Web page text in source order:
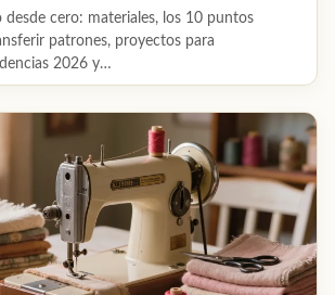
cero: materiales, los 10 puntos
patrones, proyectos para
2026 y…